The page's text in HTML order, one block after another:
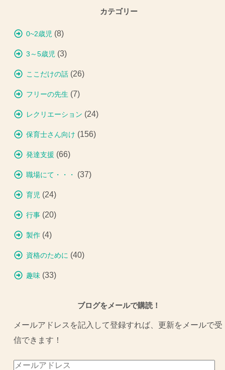
カテゴリー
0~2歳児 (8)
3～5歳児 (3)
ここだけの話 (26)
フリーの先生 (7)
レクリエーション (24)
保育士さん向け (156)
発達支援 (66)
職場にて・・・ (37)
育児 (24)
行事 (20)
製作 (4)
資格のために (40)
趣味 (33)
ブログをメールで購読！
メールアドレスを記入して登録すれば、更新をメールで受
信できます！
メ